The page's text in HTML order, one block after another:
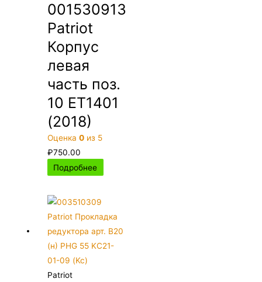
001530913
Patriot
Корпус
левая
часть поз.
10 ET1401
(2018)
Оценка0 из 5
₽750.00
Подробнее
Patriot